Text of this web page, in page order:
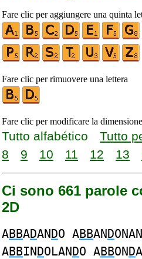
Fare clic per aggiungere una quinta
Fare clic per rimuovere una lettera
Fare clic per modificare la
Tutto alfabético Tutto
8
9 10 11 12 13
Ci sono 661 parole
2D
ABBADANDO ABBANDONAN
ABBINDOLANDO ABBOND